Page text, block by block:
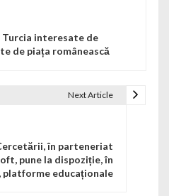
interesate de
de piața românească
Next Article
în parteneriat
pune la dispoziție, în
educaționale